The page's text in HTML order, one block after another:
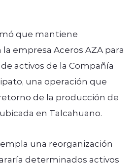
que mantiene
empresa Aceros AZA para
activos de la Compañía
una operación que
de la producción de
en Talcahuano.
una reorganización
determinados activos